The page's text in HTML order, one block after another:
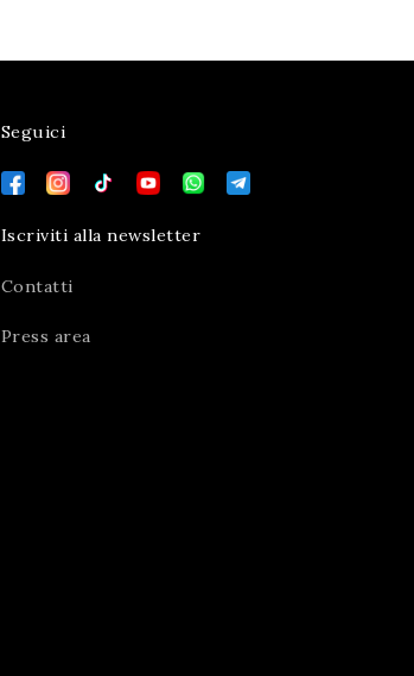
Seguici
Iscriviti alla newsletter
Contatti
Press area